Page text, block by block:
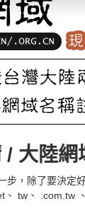
/ 大陸網
步，除了要決定
、 tw、 .com.tw